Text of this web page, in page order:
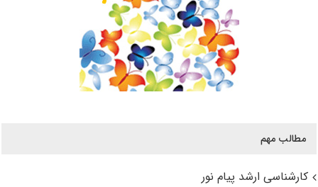
مطالب مهم
کارشناسی ارشد پیام نور